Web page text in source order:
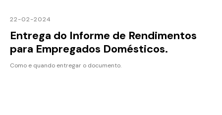
22-02-2024
Entrega do Informe de Rendimentos
para Empregados Domésticos.
Como e quando entregar o documento.